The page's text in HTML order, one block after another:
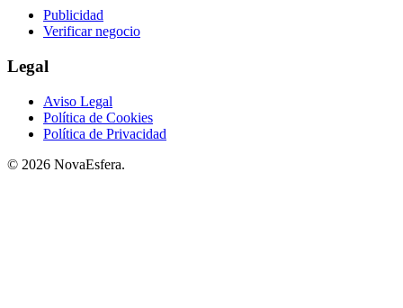
Publicidad
Verificar negocio
Legal
Aviso Legal
Política de Cookies
Política de Privacidad
© 2026 NovaEsfera.